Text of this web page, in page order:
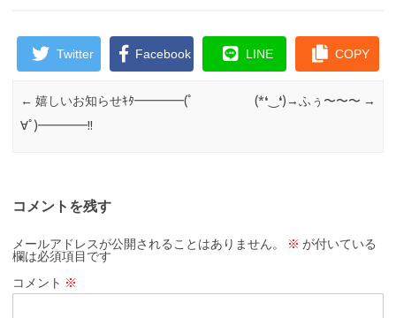
Twitter Facebook LINE COPY
← 嬉しいお知らせｷﾀ━━━━(ﾟ
∀ﾟ)━━━━!!
(⁠*⁠❛⁠‿⁠❛⁠)⁠→ふぅ〜〜〜 →
コメントを残す
メールアドレスが公開されることはありません。 ※ が付いている
欄は必須項目です
コメント ※